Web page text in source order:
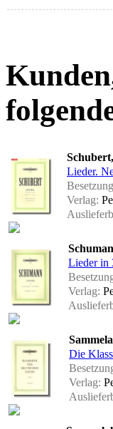
Lieder.
Verlag:
Lieder in
Verlag:
Die
Verlag: